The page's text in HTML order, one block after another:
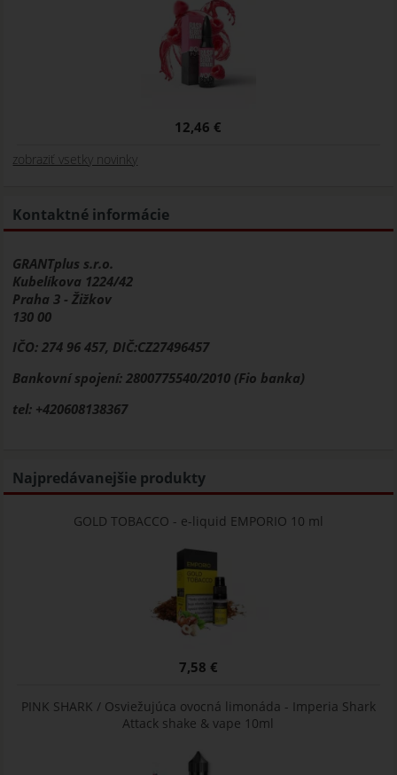
12,46 €
zobraziť vsetky novinky
Kontaktné informácie
GRANTplus s.r.o.
Kubelíkova 1224/42
Praha 3 - Žižkov
130 00
IČO: 274 96 457, DIČ:CZ27496457
Bankovní spojení: 2800775540/2010 (Fio banka)
tel: +420608138367
Najpredávanejšie produkty
GOLD TOBACCO - e-liquid EMPORIO 10 ml
7,58 €
PINK SHARK / Osviežujúca ovocná limonáda - Imperia Shark
Attack shake & vape 10ml